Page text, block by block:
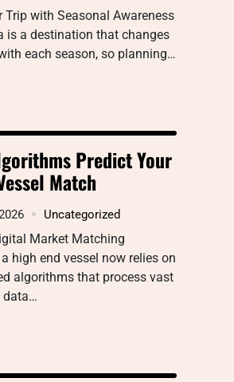
Trip with Seasonal Awareness
is a destination that changes
each season, so planning…
Predict Your
Match
Uncategorized
Market Matching
high end vessel now relies on
algorithms that process vast
data…